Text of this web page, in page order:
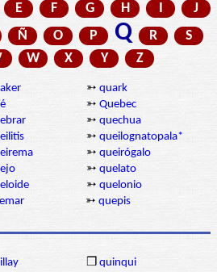
E F G H I
J
Ñ O P Q R
S
W X Y Z
➳ quark
➳ Quebec
➳ quechua
➳ queilognatopala*
➳ queirógalo
➳ quelato
➳ quelonio
➳ quepis
❒ quinqui